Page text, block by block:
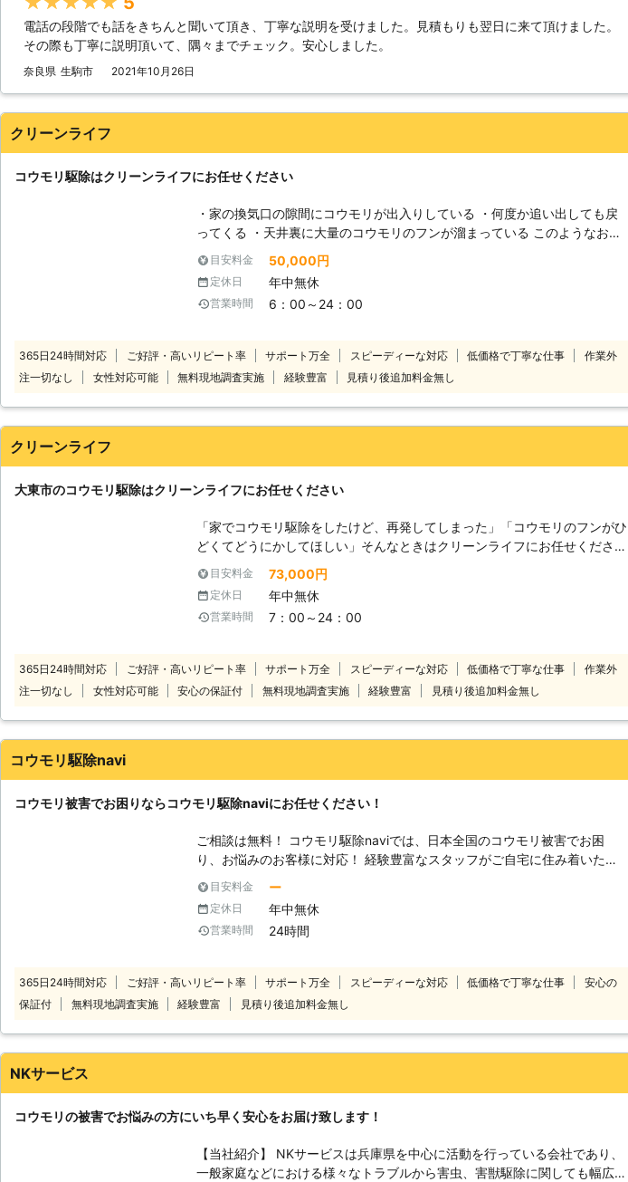
と】 コウモリの体にはほぼすべての個体にダニが住み着いています。この
ダニが家に移動して住み着きます。コウモリが天井裏などで死んでしまう
物の駆除の経験とノウハウを生かし、的確な駆除と、侵入防止の施工を行っ
電話の段階でも話をきちんと聞いて頂き、丁寧な説明を受けました。見積もりも翌日に来て頂けました。
その際も丁寧に説明頂いて、隅々までチェック。安心しました。
奈良県 生駒市 2021年10月26日
クリーンライフ
コウモリ駆除はクリーンライフにお任せください
・家の換気口の隙間にコウモリが出入りしている ・何度か追い出しても戻
ってくる ・天井裏に大量のコウモリのフンが溜まっている このようなお悩
みでコウモリ駆除業者をお探しなら当社にお任せください 。当社はコウモ
リ駆除実績が数百件以上あります。 徹底駆除はもちろん、再発防止対策に
も自信があります。 以前、コウモリ駆除業者に依頼したが再発して困って
いるというかたは一度ご相談ください。 お客様のお悩みを解決するお手伝
るトラブルです。 コウモリは一度住み着いてしまうと巣をつくります、繁
殖力も高いため1匹でも見つけたら早めの駆除が必要です。 数センチの隙間
さえあれば簡単に侵入できるため、コウモリを見つけたらすぐに当社までご
連絡ください。
目安料金 50,000円
定休日 年中無休
営業時間 6：00～24：00
365日24時間対応 ご好評・高いリピート率 サポート万全 スピーディーな対応 低価格で丁寧な仕事
作業外
注一切なし
女性対応可能 無料現地調査実施 経験豊富 見積り後追加料金無し
クリーンライフ
大東市のコウモリ駆除はクリーンライフにお任せください
「家でコウモリ駆除をしたけど、再発してしまった」「コウモリのフンがひ
どくてどうにかしてほしい」そんなときはクリーンライフにお任せくださ
の追い出しから、侵入口の封鎖で再発予防をし、駆除専門店のノウハウでコ
ウモリにお困りのお客様の安全を取り戻しますよ。 またフンや尿から病原
菌やウイルスが見つかることもあり、衛生的にも心配な状況もありますよ
住み続けていただけるように施工しています。 コウモリ駆除のことでご不
安なことや気になることがあれば、お気軽にお問合せください。ご相談から
承ります。
目安料金 73,000円
定休日 年中無休
営業時間 7：00～24：00
365日24時間対応 ご好評・高いリピート率 サポート万全 スピーディーな対応 低価格で丁寧な仕事
作業外
注一切なし
女性対応可能 安心の保証付 無料現地調査実施 経験豊富 見積り後追加料金無し
コウモリ駆除navi
コウモリ被害でお困りならコウモリ駆除naviにお任せください！
ご相談は無料！ コウモリ駆除naviでは、日本全国のコウモリ被害でお困
り、お悩みのお客様に対応！ 経験豊富なスタッフがご自宅に住み着いたコ
ウモリを迅速・丁寧に駆除いたしますので安心してお任せください。 万全
なサポートでお客様にコウモリ駆除サービスを提供いたします。 いざとい
うときはコウモリ駆除naviにご連絡ください。 コウモリ駆除naviは、日本
全国の加盟店と提携し、さまざまな地域でご依頼を受け付けております。
頼しにくい早朝や深夜であろうといつでもどこでも遠慮なくご連絡くださ
い。 お電話一本で最短即日対応いたします。 まずはお客様のご不安を解消
するために、現地調査や無料見積もりなどのご説明をいたします。 ※対応エ
リア・加盟店・現場状況により、事前にお客様にご確認したうえで調査・見
積もりに費用をいただく場合がございます。
目安料金 ー
定休日 年中無休
営業時間 24時間
365日24時間対応 ご好評・高いリピート率 サポート万全 スピーディーな対応 低価格で丁寧な仕事
安心の
保証付
無料現地調査実施 経験豊富 見積り後追加料金無し
NKサービス
コウモリの被害でお悩みの方にいち早く安心をお届け致します！
【当社紹介】 NKサービスは兵庫県を中心に活動を行っている会社であり、
一般家庭などにおける様々なトラブルから害虫、害獣駆除に関しても幅広い